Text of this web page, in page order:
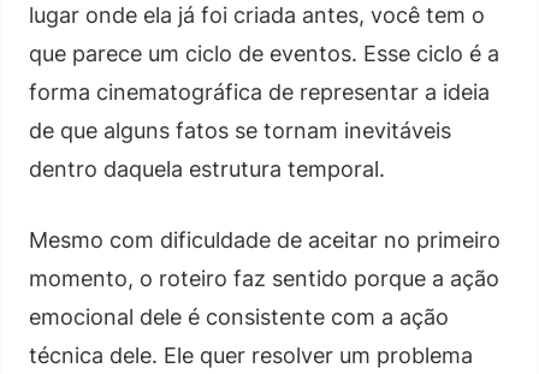
lugar onde ela já foi criada antes, você tem o
que parece um ciclo de eventos. Esse ciclo é a
forma cinematográfica de representar a ideia
de que alguns fatos se tornam inevitáveis
dentro daquela estrutura temporal.
Mesmo com dificuldade de aceitar no primeiro
momento, o roteiro faz sentido porque a ação
emocional dele é consistente com a ação
técnica dele. Ele quer resolver um problema